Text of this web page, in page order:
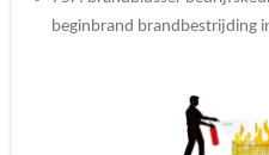
beginbrand brandbestrijding